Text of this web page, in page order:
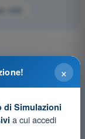
UAS
×
di Simulazioni
a cui accedi